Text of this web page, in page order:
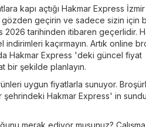
kapı açtığı Hakmar Express
gözden geçirin ve sadece sizin için
tarihinden itibaren geçerlidir.
kaçırmayın. Artık online
Hakmar Express 'deki güncel fiyat
bir şekilde planlayın.
uygun fiyatlarla sunuyor.
Hakmar Express' in